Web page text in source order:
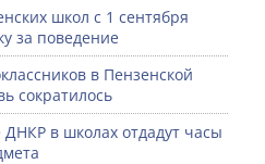
школ с 1 сентября
за поведение
в Пензенской
сократилось
в школах отдадут часы